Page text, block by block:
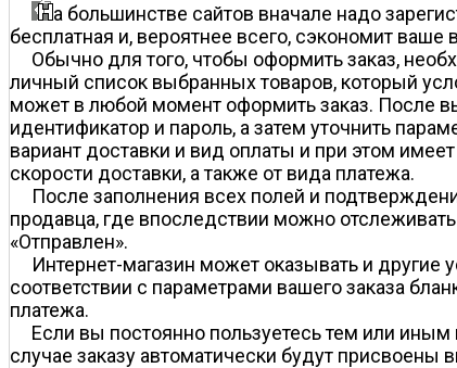
а большинстве сайтов вначале надо
бесплатная и, вероятнее всего, сэкономит
Обычно для того, чтобы оформить заказ,
личный список выбранных товаров, который
может в любой момент оформить заказ. После
идентификатор и пароль, а затем уточнить
вариант доставки и вид оплаты и при этом
скорости доставки, а также от вида платежа.
После заполнения всех полей и
продавца, где впоследствии можно
«Отправлен».
Интернет-магазин может оказывать и
соответствии с параметрами вашего заказа
платежа.
Если вы постоянно пользуетесь тем или
случае заказу автоматически будут